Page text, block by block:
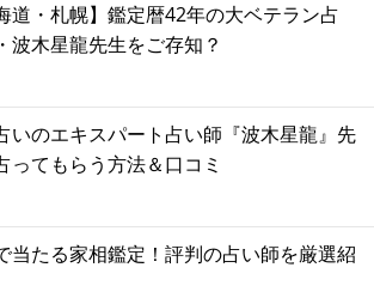
道・札幌】鑑定暦42年の大ベテラン占
波木星龍先生をご存知？
いのエキスパート占い師『波木星龍』先
ってもらう方法＆口コミ
当たる家相鑑定！評判の占い師を厳選紹